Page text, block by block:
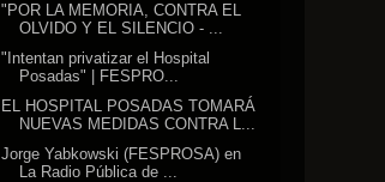
"POR LA MEMORIA, CONTRA EL
OLVIDO Y EL SILENCIO - ...
"Intentan privatizar el Hospital
Posadas" | FESPRO...
EL HOSPITAL POSADAS TOMARÁ
NUEVAS MEDIDAS CONTRA L...
Jorge Yabkowski (FESPROSA) en
La Radio Pública de ...